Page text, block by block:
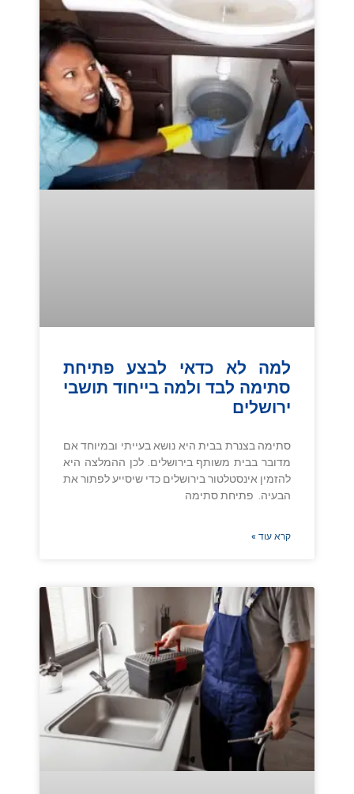
למה לא כדאי לבצע פתיחת
סתימה לבד ולמה בייחוד תושבי
ירושלים
סתימה בצנרת בבית היא נושא בעייתי ובמיוחד אם
מדובר בבית משותף בירושלים. לכן ההמלצה היא
להזמין אינסטלטור בירושלים כדי שיסייע לפתור את
הבעיה. פתיחת סתימה
קרא עוד »